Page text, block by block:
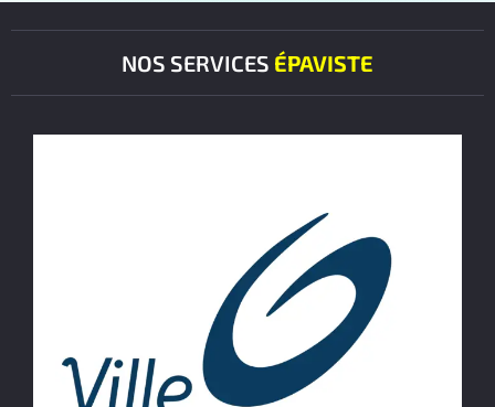
NOS SERVICES ÉPAVISTE